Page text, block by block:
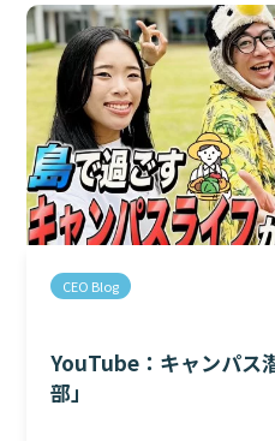
CEO Blog
YouTube：キャンパス
部」